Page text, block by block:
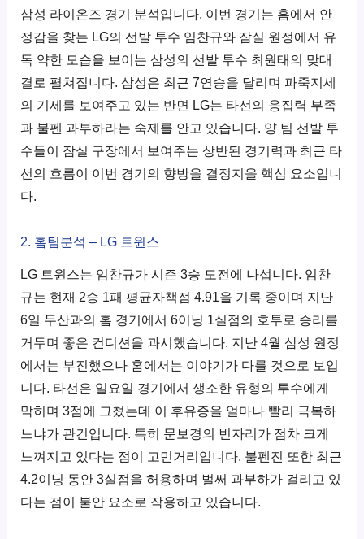
삼성 라이온즈 경기 분석입니다. 이번 경기는 홈에서 안
정감을 찾는 LG의 선발 투수 임찬규와 잠실 원정에서 유
독 약한 모습을 보이는 삼성의 선발 투수 최원태의 맞대
결로 펼쳐집니다. 삼성은 최근 7연승을 달리며 파죽지세
의 기세를 보여주고 있는 반면 LG는 타선의 응집력 부족
과 불펜 과부하라는 숙제를 안고 있습니다. 양 팀 선발 투
수들이 잠실 구장에서 보여주는 상반된 경기력과 최근 타
선의 흐름이 이번 경기의 향방을 결정지을 핵심 요소입니
다.
2. 홈팀분석 – LG 트윈스
LG 트윈스는 임찬규가 시즌 3승 도전에 나섭니다. 임찬
규는 현재 2승 1패 평균자책점 4.91을 기록 중이며 지난
6일 두산과의 홈 경기에서 6이닝 1실점의 호투로 승리를
거두며 좋은 컨디션을 과시했습니다. 지난 4월 삼성 원정
에서는 부진했으나 홈에서는 이야기가 다를 것으로 보입
니다. 타선은 일요일 경기에서 생소한 유형의 투수에게
막히며 3점에 그쳤는데 이 후유증을 얼마나 빨리 극복하
느냐가 관건입니다. 특히 문보경의 빈자리가 점차 크게
느껴지고 있다는 점이 고민거리입니다. 불펜진 또한 최근
4.2이닝 동안 3실점을 허용하며 벌써 과부하가 걸리고 있
다는 점이 불안 요소로 작용하고 있습니다.